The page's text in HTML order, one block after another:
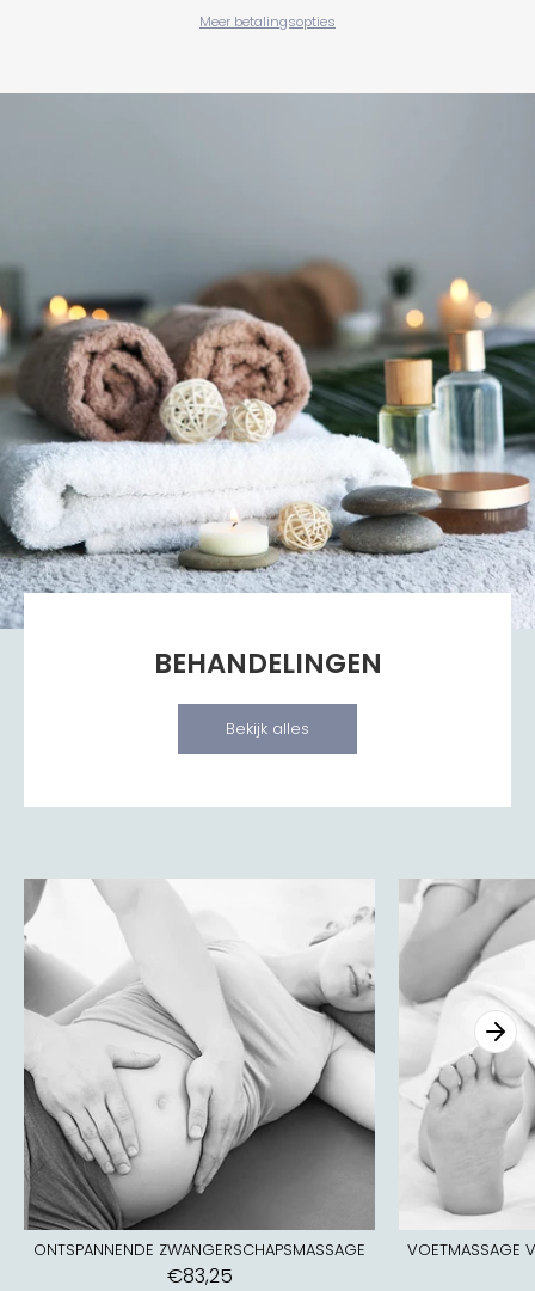
Meer betalingsopties
BEHANDELINGEN
Bekijk alles
ONTSPANNENDE ZWANGERSCHAPSMASSAGE
€83,25
VOETMASSAGE